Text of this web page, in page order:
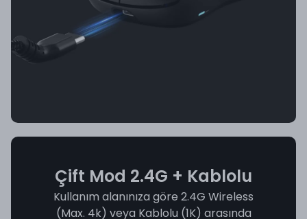
Çift Mod 2.4G + Kablolu
Kullanım alanınıza göre 2.4G Wireless
(Max. 4k) veya Kablolu (1K) arasında